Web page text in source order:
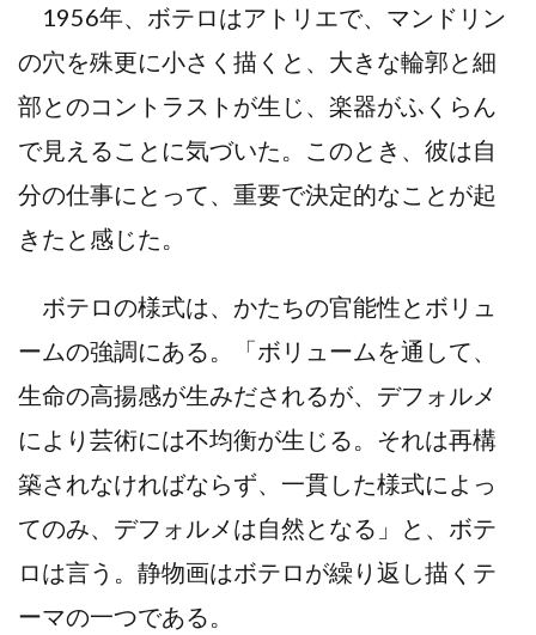
1956年、ボテロはアトリエで、マンドリン
の穴を殊更に小さく描くと、大きな輪郭と細
部とのコントラストが生じ、楽器がふくらん
で見えることに気づいた。このとき、彼は自
分の仕事にとって、重要で決定的なことが起
きたと感じた。
ボテロの様式は、かたちの官能性とボリュ
ームの強調にある。「ボリュームを通して、
生命の高揚感が生みだされるが、デフォルメ
により芸術には不均衡が生じる。それは再構
築されなければならず、一貫した様式によっ
てのみ、デフォルメは自然となる」と、ボテ
ロは言う。静物画はボテロが繰り返し描くテ
ーマの一つである。